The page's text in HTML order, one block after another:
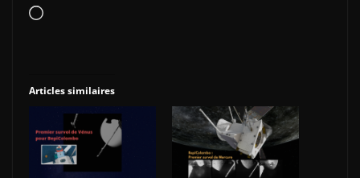
Chargement…
Articles similaires